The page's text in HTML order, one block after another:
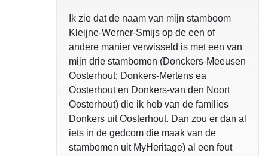
Ik zie dat de naam van mijn stamboom
Kleijne-Werner-Smijs op de een of
andere manier verwisseld is met een van
mijn drie stambomen (Donckers-Meeusen
Oosterhout; Donkers-Mertens ea
Oosterhout en Donkers-van den Noort
Oosterhout) die ik heb van de families
Donkers uit Oosterhout. Dan zou er dan al
iets in de gedcom die maak van de
stambomen uit MyHeritage) al een fout